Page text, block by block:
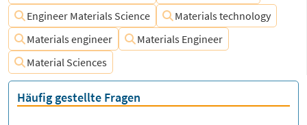
Engineer Materials Science
Materials technology
Materials engineer
Materials Engineer
Material Sciences
Häufig gestellte Fragen